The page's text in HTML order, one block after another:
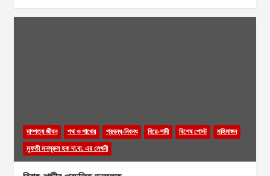
দাম্পত্য জীবন পথ ও পাথেয় প্রবন্ধ-নিবন্ধ বিয়ে-শাদী বিশেষ পোস্ট
মহিলাঙ্গন
মুফতী মনসূরুল হক দা.বা. এর লেখনী